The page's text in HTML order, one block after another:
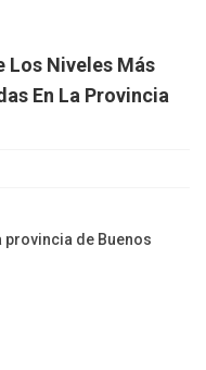
Los Niveles Más
En La Provincia
provincia de Buenos